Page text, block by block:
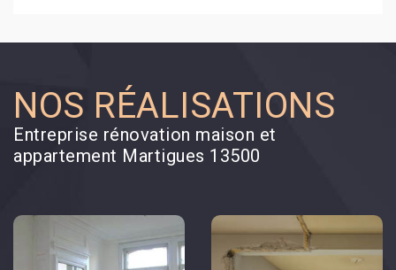
NOS RÉALISATIONS
Entreprise rénovation maison et
appartement Martigues 13500